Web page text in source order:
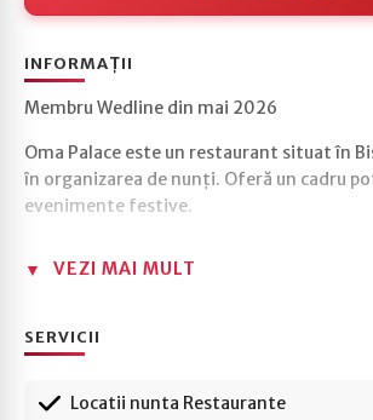
INFORMAȚII
Membru Wedline din mai 2026
Oma Palace este un restaurant situat în
în organizarea de nunți. Oferă un cadru
evenimente festive.
VEZI MAI MULT
SERVICII
Locatii nunta Restaurante